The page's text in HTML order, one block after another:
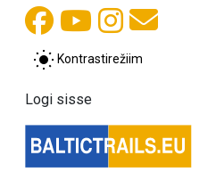
Kontrastirežiim
Logi sisse